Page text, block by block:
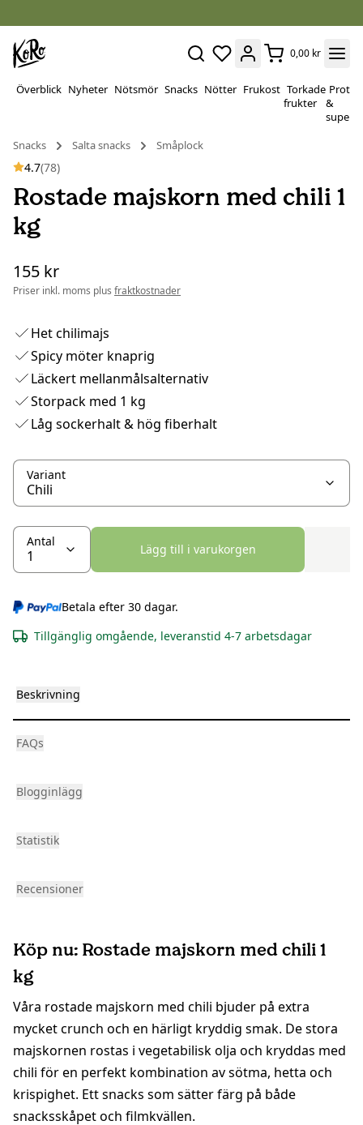
0,00 kr
Överblick Nyheter Nötsmör Snacks Nötter Frukost Torkade
frukter
&
Snacks
Salta snacks Småplock
4.7(78)
Rostade majskorn med chili 1
kg
155 kr
Priser inkl. moms plus fraktkostnader
Het chilimajs
Spicy möter knaprig
Läckert mellanmålsalternativ
Storpack med 1 kg
Låg sockerhalt & hög fiberhalt
Variant
Antal
Lägg till i varukorgen
Betala efter 30 dagar.
Tillgänglig omgående, leveranstid 4-7 arbetsdagar
Beskrivning
FAQs
Blogginlägg
Statistik
Recensioner
Köp nu: Rostade majskorn med chili 1
kg
Våra rostade majskorn med chili bjuder på extra
mycket crunch och en härligt kryddig smak. De stora
majskornen rostas i vegetabilisk olja och kryddas med
chili för en perfekt kombination av sötma, hetta och
krispighet. Ett snacks som sätter färg på både
snacksskåpet och filmkvällen.